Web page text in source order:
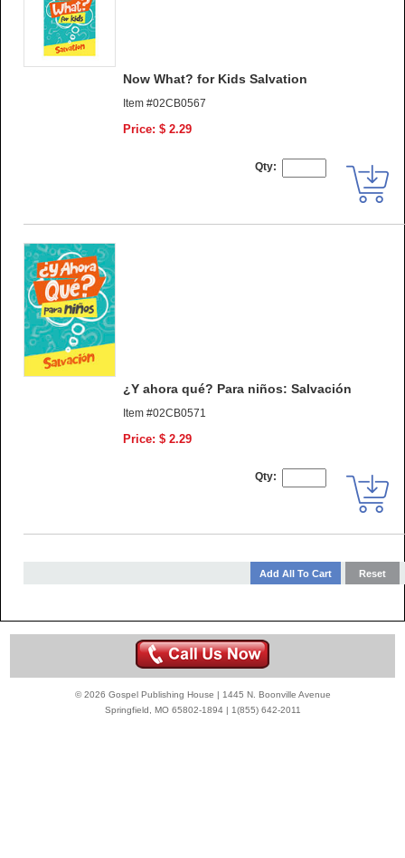
Now What? for Kids Salvation
Item #02CB0567
Price: $ 2.29
Qty:
¿Y ahora qué? Para niños: Salvación
Item #02CB0571
Price: $ 2.29
Qty:
© 2026 Gospel Publishing House | 1445 N. Boonville Avenue
Springfield, MO 65802-1894 | 1(855) 642-2011